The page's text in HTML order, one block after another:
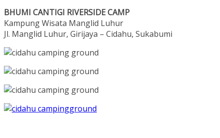
BHUMI CANTIGI RIVERSIDE CAMP
Kampung Wisata Manglid Luhur
Jl. Manglid Luhur, Girijaya – Cidahu, Sukabumi